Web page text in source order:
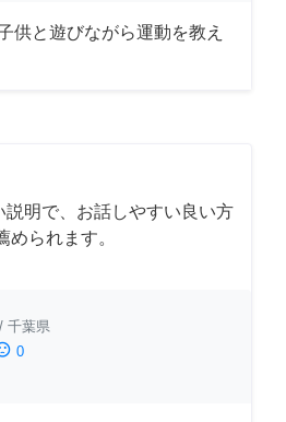
供と遊びながら運動を教え
説明で、お話しやすい良い方
められます。
/ 千葉県
0